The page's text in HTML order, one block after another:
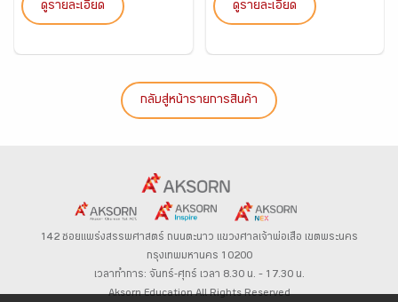
ดูรายละเอียด ดูรายละเอียด
กลับสู่หน้ารายการสินค้า
142 ซอยแพร่งสรรพศาสตร์ ถนนตะนาว แขวงศาลเจ้าพ่อเสือ เขตพระนคร
กรุงเทพมหานคร 10200
เวลาทำการ: จันทร์-ศุกร์ เวลา 8.30 น. – 17.30 น.
Aksorn Education All Rights Reserved